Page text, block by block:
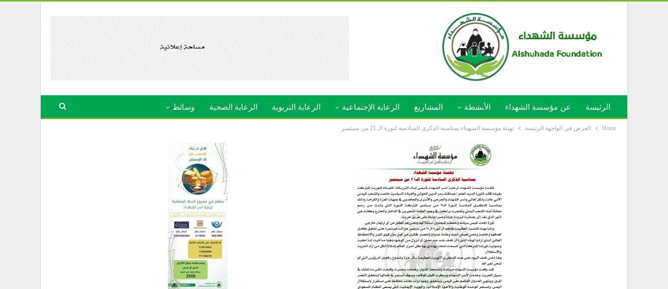
الرئيسة عن مؤسسة الشهداء الأنشطة المشاريع الرعاية الإجتماعية الرعاية التربوية الرعاية الصحية وسائط
Home العرض في الواجهة الرئيسة تهنئة مؤسسة الشهداء بمناسبة الذكرى السادسة لثورة الـ 21 من سبتمبر